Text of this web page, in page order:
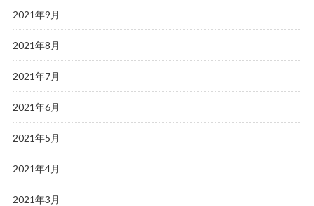
2021年9月
2021年8月
2021年7月
2021年6月
2021年5月
2021年4月
2021年3月